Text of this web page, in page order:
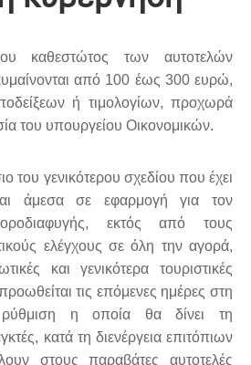
καθεστώτος των αυτοτελών
από 100 έως 300 ευρώ,
ή τιμολογίων, προχωρά
του υπουργείου Οικονομικών.
του γενικότερου σχεδίου που έχει
άμεσα σε εφαρμογή για τον
εκτός από τους
ελέγχους σε όλη την αγορά,
και γενικότερα τουριστικές
τις επόμενες ημέρες στη
ρύθμιση η οποία θα δίνει τη
κατά τη διενέργεια επιτόπιων
στους παραβάτες αυτοτελές